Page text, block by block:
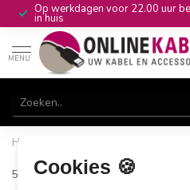
Cookies 🍪
Op werkdagen voor 22.00 uur
in huis
MENU
Home
Montage frame, caddy en mobile
5,25'' slot frame